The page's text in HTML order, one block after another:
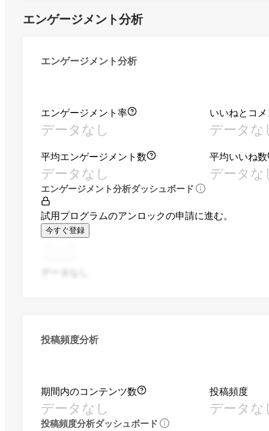
エンゲージメント分析
エンゲージメント分析
エンゲージメント率
データなし
いいねとコ
データな
平均エンゲージメント数
データなし
平均いいね数
データな
エンゲージメント分析ダッシュボード
試用プログラムのアンロックの申請に進む。
今すぐ登録
投稿頻度分析
期間内のコンテンツ数
データなし
投稿頻度
データな
投稿頻度分析ダッシュボード